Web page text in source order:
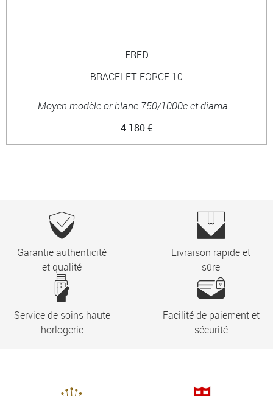
FRED
BRACELET FORCE 10
Moyen modèle or blanc 750/1000e et diama...
4 180 €
Garantie authenticité
et qualité
Livraison rapide et
sûre
Service de soins haute
horlogerie
Facilité de paiement et
sécurité